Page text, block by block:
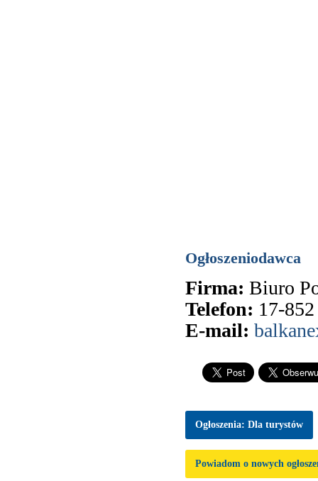
Ogłoszeniodawca
Firma: Biuro
Telefon: 17-
E-mail:
Ogłoszenia: Dla turystów
Powiadom o nowych